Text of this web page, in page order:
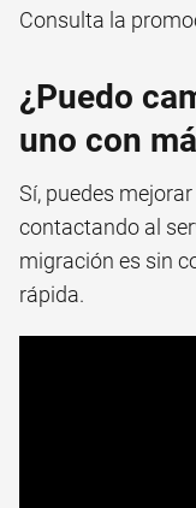
Consulta la
¿Puedo
uno con
Sí, puedes
contactando al
migración es sin
rápida.